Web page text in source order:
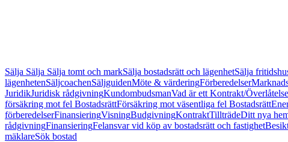
Sälja Sälja Sälja tomt och markSälja bostadsrätt och lägenhetSälja
lägenhetenSäljcoachenSäljguidenMöte & värderingFörberedelser
JuridikJuridisk rådgivningKundombudsmanVad är ett Kontrakt/
försäkring mot fel BostadsrättFörsäkring mot väsentliga fel Bostadsrätt
förberedelserFinansieringVisningBudgivningKontraktTillträdeDitt nya
rådgivningFinansieringFelansvar vid köp av bostadsrätt och fastighet
mäklareSök bostad